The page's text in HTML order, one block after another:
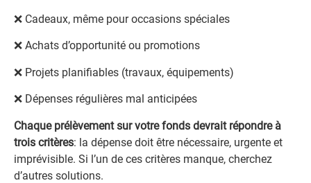
❌ Cadeaux, même pour occasions spéciales
❌ Achats d’opportunité ou promotions
❌ Projets planifiables (travaux, équipements)
❌ Dépenses régulières mal anticipées
Chaque prélèvement sur votre fonds devrait répondre à
trois critères: la dépense doit être nécessaire, urgente et
imprévisible. Si l’un de ces critères manque, cherchez
d’autres solutions.